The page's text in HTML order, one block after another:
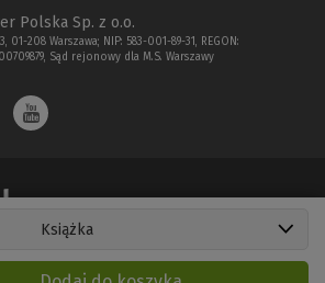
Książka
Polska Sp. z o.o.
01-208 Warszawa; NIP: 583-001-89-31, REGON:
Sąd rejonowy dla M.S. Warszawy
Kluwer Polska Sp. z o.o.